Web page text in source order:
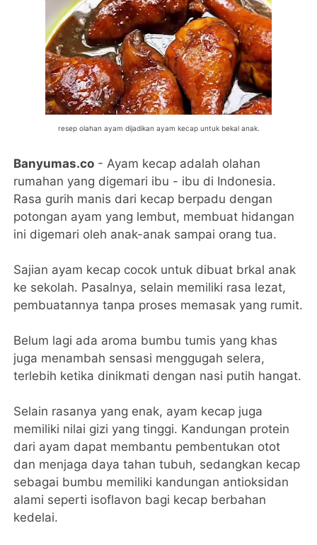
resep olahan ayam dijadikan ayam kecap untuk bekal anak.
Banyumas.co - Ayam kecap adalah olahan
rumahan yang digemari ibu - ibu di Indonesia.
Rasa gurih manis dari kecap berpadu dengan
potongan ayam yang lembut, membuat hidangan
ini digemari oleh anak-anak sampai orang tua.
Sajian ayam kecap cocok untuk dibuat brkal anak
ke sekolah. Pasalnya, selain memiliki rasa lezat,
pembuatannya tanpa proses memasak yang rumit.
Belum lagi ada aroma bumbu tumis yang khas
juga menambah sensasi menggugah selera,
terlebih ketika dinikmati dengan nasi putih hangat.
Selain rasanya yang enak, ayam kecap juga
memiliki nilai gizi yang tinggi. Kandungan protein
dari ayam dapat membantu pembentukan otot
dan menjaga daya tahan tubuh, sedangkan kecap
sebagai bumbu memiliki kandungan antioksidan
alami seperti isoflavon bagi kecap berbahan
kedelai.